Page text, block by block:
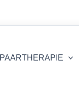
PAARTHERAPIE